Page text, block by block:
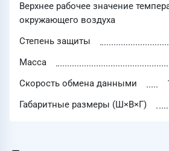
Верхнее рабочее значение
окружающего воздуха
Степень защиты
Масса
Скорость обмена данными
Габаритные размеры (Ш×В×Г)